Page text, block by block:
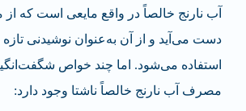
آب نارنج خالصاً در واقع مایعی است که از
دست می‌آید و از آن به‌عنوان نوشیدنی
استفاده می‌شود. اما چند خواص
مصرف آب نارنج خالصاً ناشتا وجود دارد: